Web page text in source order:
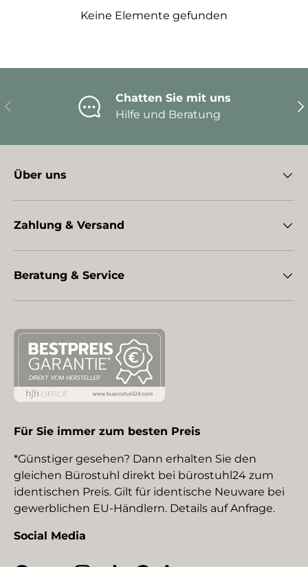
Keine Elemente gefunden
Vorherige
Chatten Sie mit uns
Hilfe und Beratung
Über uns
Zahlung & Versand
Beratung & Service
Für Sie immer zum besten Preis
*Günstiger gesehen? Dann erhalten Sie den
gleichen Bürostuhl direkt bei bürostuhl24 zum
identischen Preis. Gilt für identische Neuware bei
gewerblichen EU-Händlern. Details auf Anfrage.
Social Media